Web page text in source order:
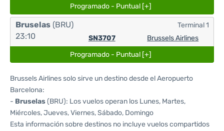
Programado - Puntual [+]
Bruselas (BRU)
23:10
SN3707 Brussels Airlines
Terminal 1
Programado - Puntual [+]
Brussels Airlines solo sirve un destino desde el Aeropuerto
Barcelona:
- Bruselas(BRU): Los vuelos operan los Lunes, Martes,
Miércoles, Jueves, Viernes, Sábado, Domingo
Esta información sobre destinos no incluye vuelos compartidos